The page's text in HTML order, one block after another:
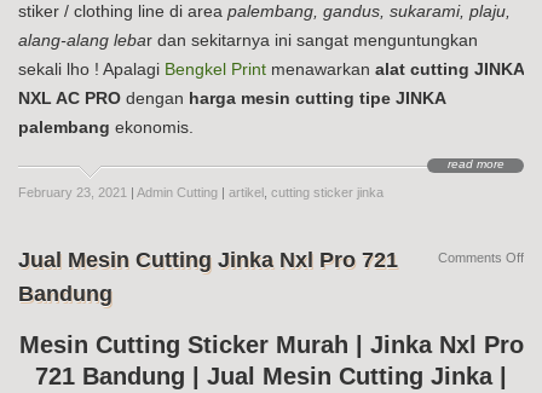
stiker / clothing line di area palembang, gandus, sukarami, plaju,
alang-alang lebar dan sekitarnya ini sangat menguntungkan
sekali lho ! Apalagi Bengkel Print menawarkan alat cutting JINKA
NXL AC PRO dengan harga mesin cutting tipe JINKA
palembang ekonomis.
read more
February 23, 2021 | Admin Cutting | artikel cutting sticker jinka
Jual Mesin Cutting Jinka Nxl Pro 721
Bandung
Mesin Cutting Sticker Murah | Jinka Nxl Pro
721 Bandung | Jual Mesin Cutting Jinka |
Comments Offon
Nxl